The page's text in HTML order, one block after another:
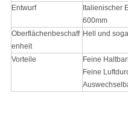
Entwurf
Italienischer
600mm
Oberflächenbeschaff
enheit
Hell und
Vorteile
Feine
Feine